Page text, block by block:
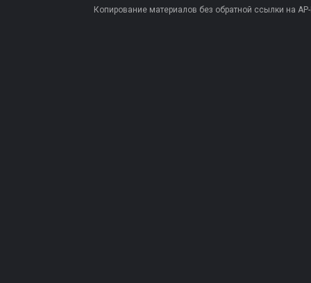
Копирование материалов без обратной ссылки на